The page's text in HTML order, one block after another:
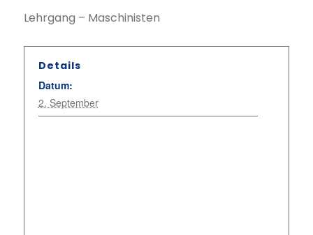
Lehrgang – Maschinisten
Details
Datum:
2. September